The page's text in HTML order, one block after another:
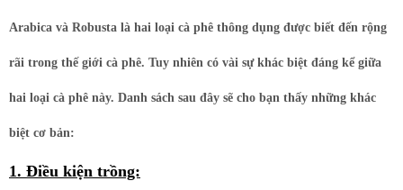
Arabica và Robusta là hai loại cà phê thông dụng được biết đến rộng
rãi trong thế giới cà phê. Tuy nhiên có vài sự khác biệt đáng kể giữa
hai loại cà phê này. Danh sách sau đây sẽ cho bạn thấy những khác
biệt cơ bản:
1. Điều kiện trồng: